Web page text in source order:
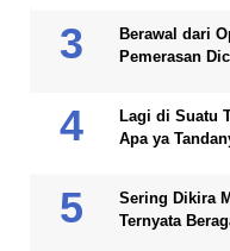
Berawal dari
Pemerasan
Lagi di Suatu
Apa ya
Sering Dikira
Ternyata